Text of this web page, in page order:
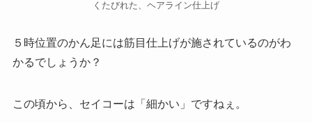
くたびれた、ヘアライン仕上げ
５時位置のかん足には筋目仕上げが施されているのがわ
かるでしょうか？
この頃から、セイコーは「細かい」ですねぇ。